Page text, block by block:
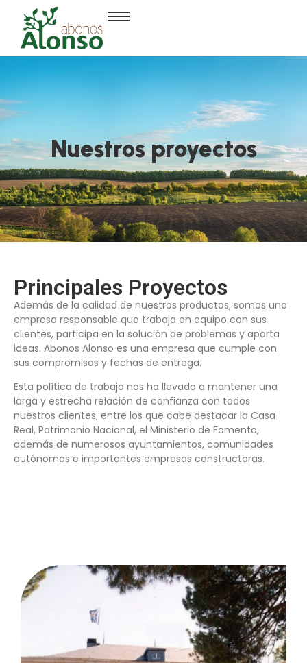
Nuestros proyectos
Principales Proyectos
Además de la calidad de nuestros productos, somos una
empresa responsable que trabaja en equipo con sus
clientes, participa en la solución de problemas y aporta
ideas. Abonos Alonso es una empresa que cumple con
sus compromisos y fechas de entrega.
Esta política de trabajo nos ha llevado a mantener una
larga y estrecha relación de confianza con todos
nuestros clientes, entre los que cabe destacar la Casa
Real, Patrimonio Nacional, el Ministerio de Fomento,
además de numerosos ayuntamientos, comunidades
autónomas e importantes empresas constructoras.